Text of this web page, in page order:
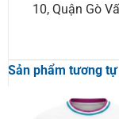
10, Quận Gò
Sản phẩm tương tự